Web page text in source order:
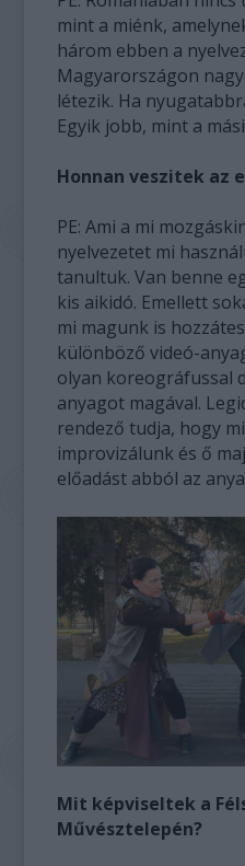
mint a miénk,
három ebben a
Magyarországon
létezik. Ha
Egyik jobb, mint a
Honnan veszitek az
PE: Ami a mi
nyelvezetet mi
tanultuk. Van benne
kis aikidó. Emellett
mi magunk is
különböző videó-
olyan koreográfussal
anyagot magával.
rendező tudja, hogy
improvizálunk és ő
előadást abból az
Mit képviseltek a
Művésztelepén?